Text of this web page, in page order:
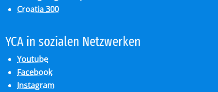
Croatia 300
YCA in so­zia­len Netz­wer­ken
Youtube
Facebook
Instagram